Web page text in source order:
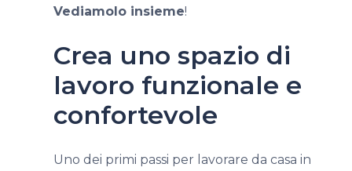
Vediamolo insieme!
Crea uno spazio di
lavoro funzionale e
confortevole
Uno dei primi passi per lavorare da casa in